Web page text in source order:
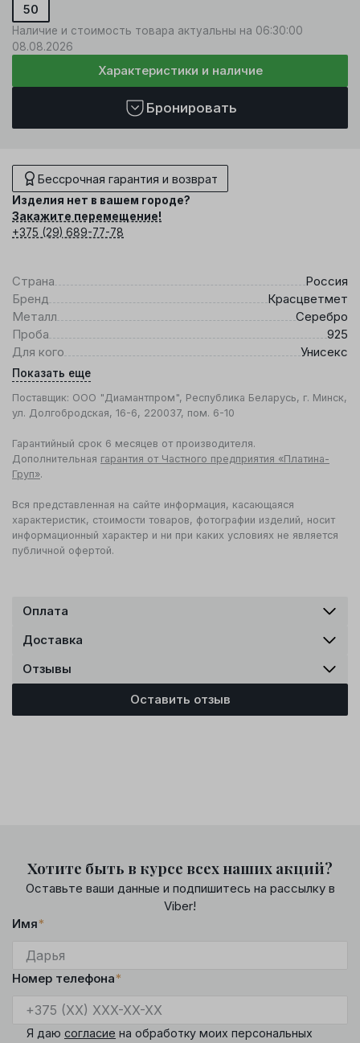
50
Наличие и стоимость товара актуальны на 06:30:00
08.08.2026
Характеристики и наличие
Бронировать
Бессрочная гарантия и возврат
Изделия нет в вашем городе?
Закажите перемещение!
+375 (29) 689-77-78
Страна
Россия
Бренд
Красцветмет
Металл
Серебро
Проба
925
Для кого
Унисекс
Показать еще
Поставщик: ООО "Диамантпром", Республика Беларусь, г. Минск,
ул. Долгобродская, 16-6, 220037, пом. 6-10
Гарантийный срок 6 месяцев от производителя.
Дополнительная гарантия от Частного предприятия «Платина-
Груп».
Вся представленная на сайте информация, касающаяся
характеристик, стоимости товаров, фотографии изделий, носит
информационный характер и ни при каких условиях не является
публичной офертой.
Оплата
Доставка
Отзывы
Оставить отзыв
Хотите быть в курсе всех наших акций?
Оставьте ваши данные и подпишитесь на рассылку в
Viber!
Имя*
Номер телефона*
Я даю согласие на обработку моих персональных